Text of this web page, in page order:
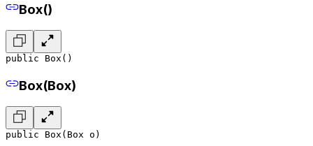
Box()
public Box()
Box(Box)
public Box(Box o)